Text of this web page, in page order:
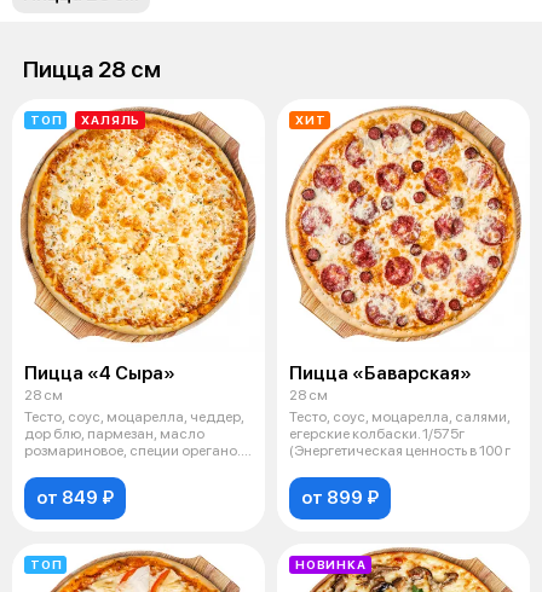
Пицца 28 см
ТОП ХАЛЯЛЬ
Пицца «4 Сыра»
28 см
Тесто, соус, моцарелла, чеддер,
дор блю, пармезан, масло
розмариновое, специи орегано.
от 849 ₽
ХИТ
Пицца «Баварская»
28 см
Тесто, соус, моцарелла, салями,
егерские колбаски. 1/575г
(Энергетическая ценность в 100 г
от 899 ₽
ТОП НОВИНКА